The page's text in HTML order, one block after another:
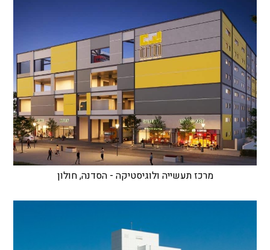
מרכז תעשייה ולוגיסטיקה - הסדנה, חולון